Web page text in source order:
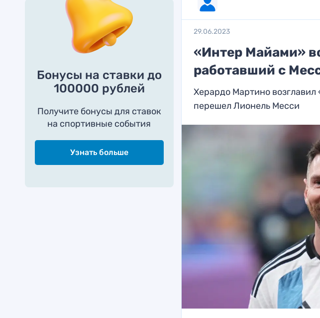
Бонусы на ставки до
100000 рублей
Получите бонусы для ставок
на спортивные события
Узнать больше
29.06.2023
«Интер Майами»
работавший с
Херардо Мартино
перешел Лионель Месси